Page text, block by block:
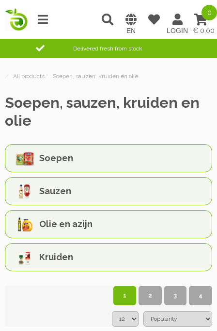
0,00
0
Delivered fresh from stock
/ All products/ Soepen, sauzen, kruiden en olie
Soepen, sauzen, kruiden en
olie
Soepen
Sauzen
Olie en azijn
Kruiden
1 2 3 4